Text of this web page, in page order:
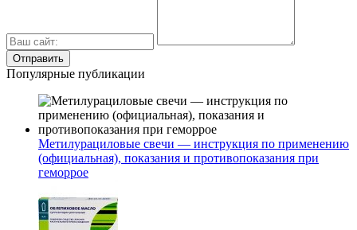
Популярные публикации
Метилурациловые свечи — инструкция по применению
(официальная), показания и противопоказания при
геморрое